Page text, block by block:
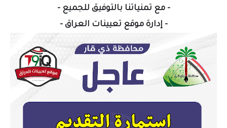
- مع تمنياتنا بالتوفيق للجميع -
- إدارة موقع تعيينات العراق -